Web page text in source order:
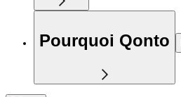
Pourquoi Qonto